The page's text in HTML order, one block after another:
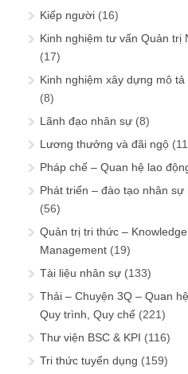
Kiếp người (16)
Kinh nghiệm tư vấn Quản trị
(17)
Kinh nghiệm xây dựng mô tả
(8)
Lãnh đạo nhân sự (8)
Lương thưởng và đãi ngộ
Pháp chế – Quan hệ lao
Phát triển – đào tạo nhân sự
(56)
Quản trị tri thức – Knowledge
Management (19)
Tài liệu nhân sự (133)
Thải – Chuyện 3Q – Quan
Quy trình, Quy chế (221)
Thư viện BSC & KPI (116)
Tri thức tuyển dụng (159)